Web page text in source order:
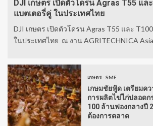
DJI เกษตร เปิดตัวโดรน Agras T55 แล
แบตเตอรี่คู่ ในประเทศไทย
DJI เกษตร เปิดตัวโดรน Agras T55 และ
ในประเทศไทย ณ งาน AGRITECHNICA Asia
เกษตร - SME
เกษมชัยฟู้ด เตรียมค
การผลิตไข่ไก่ปลอดก
100 ล้านฟองกลางปี
ต้องการตลาด